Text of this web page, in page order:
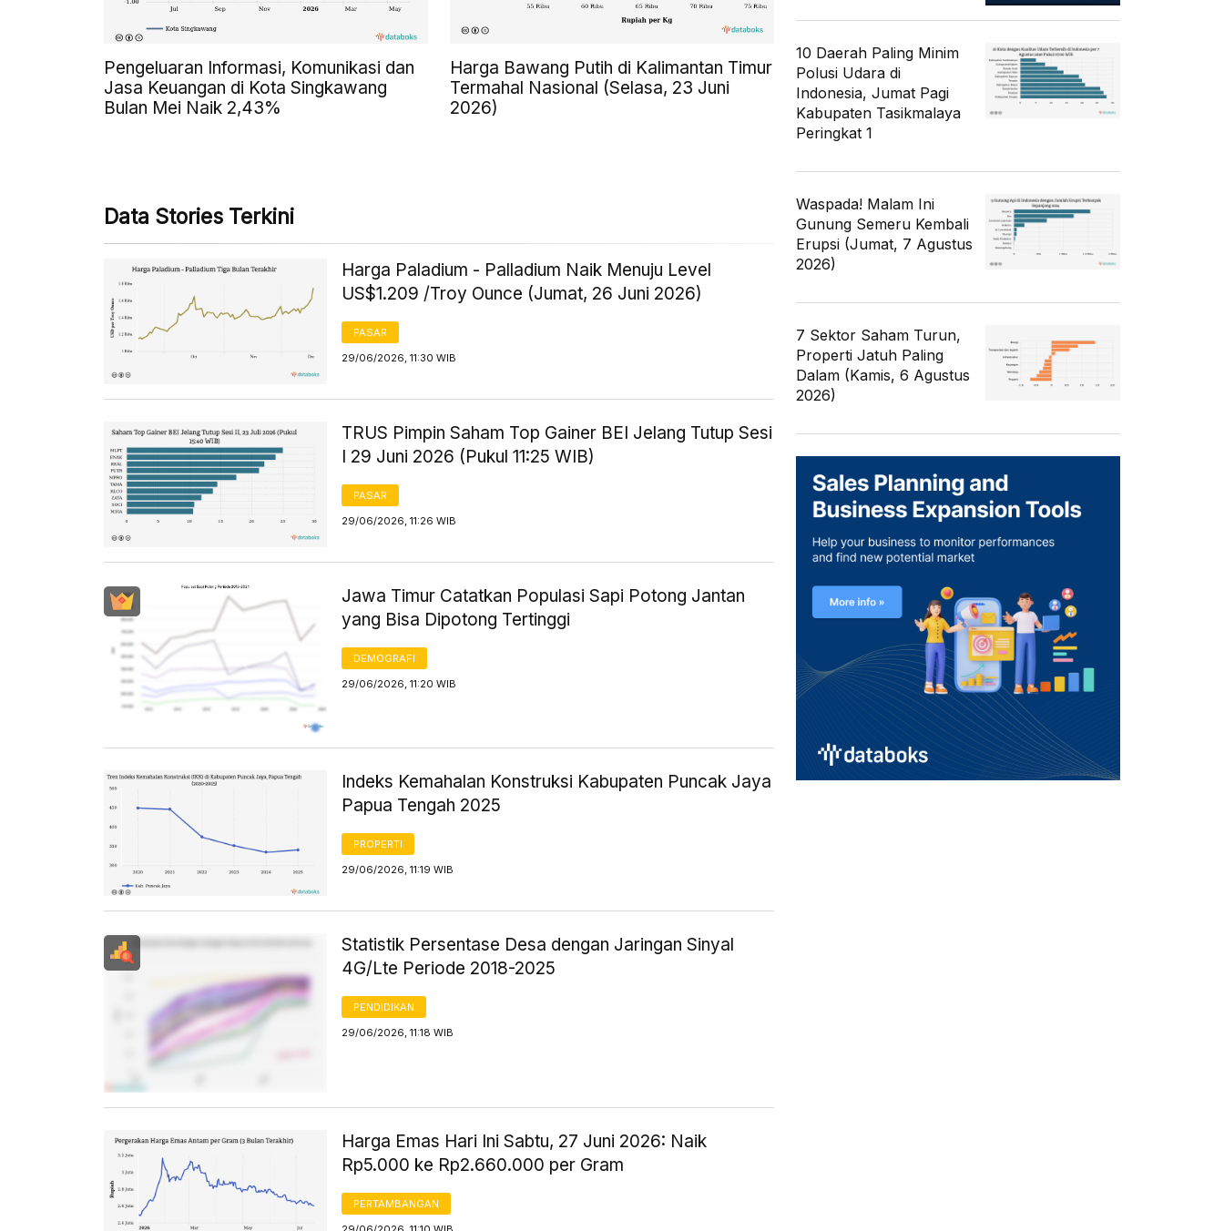
Pengeluaran Informasi, Komunikasi dan
Jasa Keuangan di Kota Singkawang
Bulan Mei Naik 2,43%
Harga Bawang Putih di Kalimantan Timur
Termahal Nasional (Selasa, 23 Juni
2026)
Data Stories Terkini
Harga Paladium - Palladium Naik Menuju Level
US$1.209 /Troy Ounce (Jumat, 26 Juni 2026)
PASAR
29/06/2026, 11:30 WIB
TRUS Pimpin Saham Top Gainer BEI Jelang Tutup Sesi
I 29 Juni 2026 (Pukul 11:25 WIB)
PASAR
29/06/2026, 11:26 WIB
Jawa Timur Catatkan Populasi Sapi Potong Jantan
yang Bisa Dipotong Tertinggi
DEMOGRAFI
29/06/2026, 11:20 WIB
Indeks Kemahalan Konstruksi Kabupaten Puncak Jaya
Papua Tengah 2025
PROPERTI
29/06/2026, 11:19 WIB
Statistik Persentase Desa dengan Jaringan Sinyal
4G/Lte Periode 2018-2025
PENDIDIKAN
29/06/2026, 11:18 WIB
Harga Emas Hari Ini Sabtu, 27 Juni 2026: Naik
Rp5.000 ke Rp2.660.000 per Gram
PERTAMBANGAN
10 Daerah Paling Minim
Polusi Udara di
Indonesia, Jumat Pagi
Kabupaten Tasikmalaya
Peringkat 1
Waspada! Malam Ini
Gunung Semeru Kembali
Erupsi (Jumat, 7 Agustus
2026)
7 Sektor Saham Turun,
Properti Jatuh Paling
Dalam (Kamis, 6 Agustus
2026)